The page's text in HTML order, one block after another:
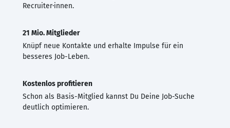
Recruiter·innen.
21 Mio. Mitglieder
Knüpf neue Kontakte und erhalte Impulse für ein
besseres Job-Leben.
Kostenlos profitieren
Schon als Basis-Mitglied kannst Du Deine Job-Suche
deutlich optimieren.